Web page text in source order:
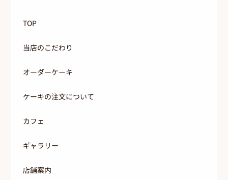
TOP
当店のこだわり
オーダーケーキ
ケーキの注文について
カフェ
ギャラリー
店舗案内